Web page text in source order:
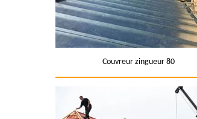
Couvreur zingueur 80